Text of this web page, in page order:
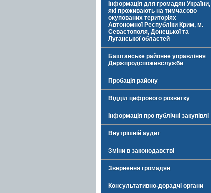
Інформація для громадян України,
які проживають на тимчасово
окупованих територіях
Автономної Республіки Крим, м.
Севастополя, Донецької та
Луганської областей
Баштанське районне управління
Держпродспоживслужби
Пробація району
Відділ цифрового розвитку
Інформація про публічні закупівлі
Внутрішній аудит
Зміни в законодавстві
Звернення громадян
Консультативно-дорадчі органи